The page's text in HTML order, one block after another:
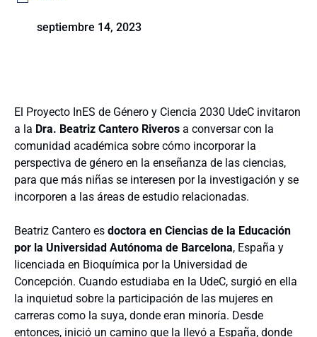
septiembre 14, 2023
El Proyecto InES de Género y Ciencia 2030 UdeC invitaron
a la Dra. Beatriz Cantero Riveros a conversar con la
comunidad académica sobre cómo incorporar la
perspectiva de género en la enseñanza de las ciencias,
para que más niñas se interesen por la investigación y se
incorporen a las áreas de estudio relacionadas.
Beatriz Cantero es doctora en Ciencias de la Educación
por la Universidad Autónoma de Barcelona, España y
licenciada en Bioquímica por la Universidad de
Concepción. Cuando estudiaba en la UdeC, surgió en ella
la inquietud sobre la participación de las mujeres en
carreras como la suya, donde eran minoría. Desde
entonces, inició un camino que la llevó a España, donde